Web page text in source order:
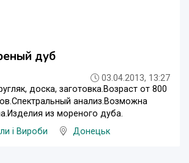
дуб
03.04.2013, 13:27
доска, заготовка.Возраст от 800
анализ.Возможна
из мореного дуба.
і Вироби
Донецьк